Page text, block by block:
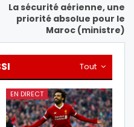
La sécurité aérienne, une
priorité absolue pour le
Maroc (ministre)
Tout
EN DIRECT